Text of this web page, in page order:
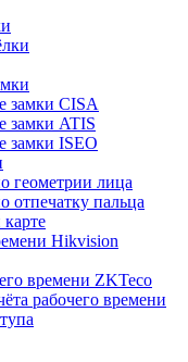
замки CISA
замки ATIS
замки ISEO
геометрии лица
отпечатку пальца
Hikvision
времени ZKTeco
рабочего времени